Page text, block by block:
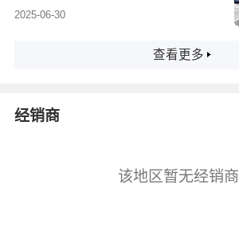
2025-06-30
查看更多
经销商
该地区暂无经销商